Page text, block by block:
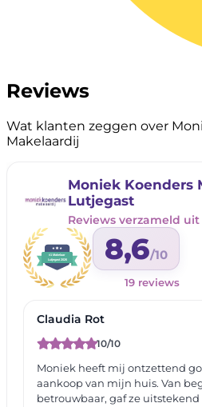
Reviews
Wat klanten zeggen over
Makelaardij